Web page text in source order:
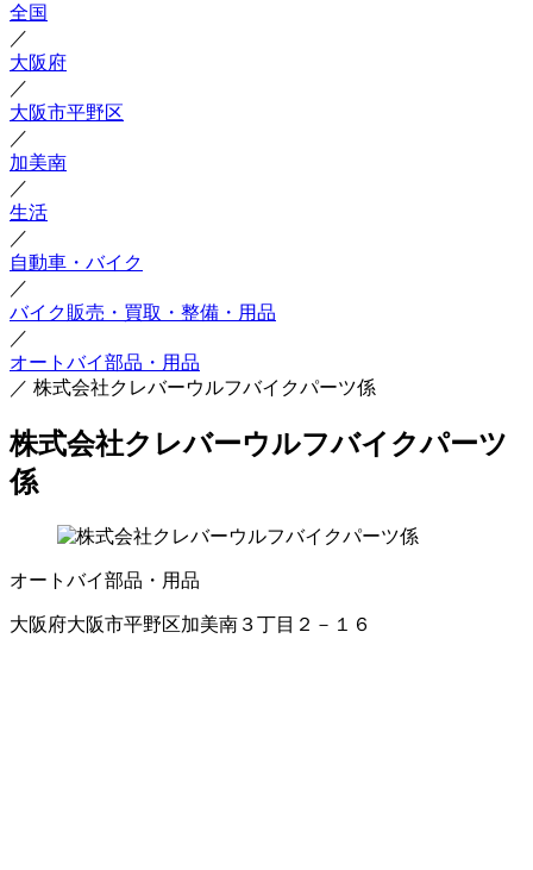
全国
／
大阪府
／
大阪市平野区
／
加美南
／
生活
／
自動車・バイク
／
バイク販売・買取・整備・用品
／
オートバイ部品・用品
／ 株式会社クレバーウルフバイクパーツ係
株式会社クレバーウルフバイクパーツ
係
オートバイ部品・用品
大阪府大阪市平野区加美南３丁目２－１６